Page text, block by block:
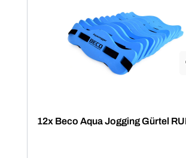
weit oben in der Beliebtheitsskala
Aquafitnesskursen.BECO-SEALIFE
Produkte bieten Sicherheit und
Badespaß für kleine Schwimm-
TÜV- und GS-geprüften
die richtige Schwimmtechnik.
12x Beco Aqua Jogging Gürtel